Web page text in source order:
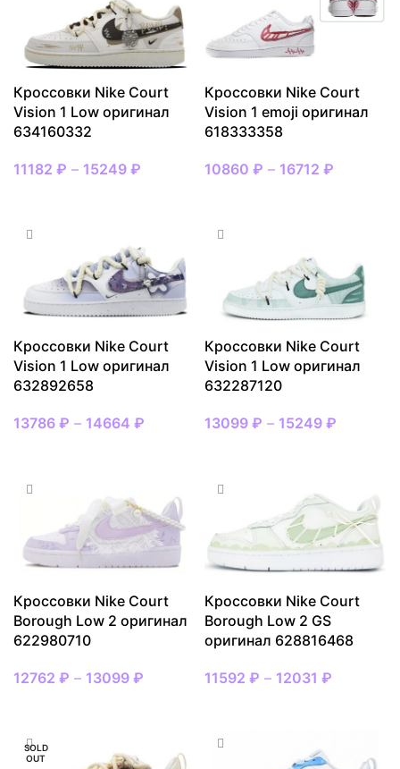
Кроссовки Nike Court
Vision 1 Low оригинал
634160332
11182 ₽ – 15249 ₽
Кроссовки Nike Court
Vision 1 emoji оригинал
618333358
10860 ₽ – 16712 ₽
Кроссовки Nike Court
Vision 1 Low оригинал
632892658
13786 ₽ – 14664 ₽
Кроссовки Nike Court
Vision 1 Low оригинал
632287120
13099 ₽ – 15249 ₽
Кроссовки Nike Court
Borough Low 2 оригинал
622980710
12762 ₽ – 13099 ₽
Кроссовки Nike Court
Borough Low 2 GS
оригинал 628816468
11592 ₽ – 12031 ₽
SOLD
OUT